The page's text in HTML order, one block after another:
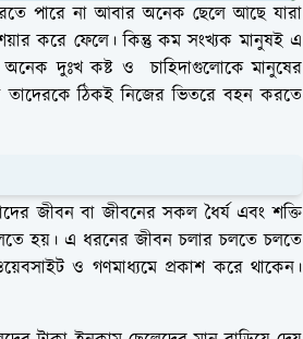
পারে না আবার অনেক ছেলে আছে যারা
করে ফেলে। কিন্তু কম সংখ্যক মানুষই এ
দুঃখ কষ্ট ও চাহিদাগুলোকে মানুষের
তাদেরকে ঠিকই নিজের ভিতরে বহন করতে
জীবন বা জীবনের সকল ধৈর্য এবং শক্তি
চলতে হয়। এ ধরনের জীবন চলার চলতে চলতে
ও গণমাধ্যমে প্রকাশ করে থাকেন।